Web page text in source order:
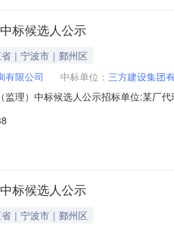
标候选人公示
｜宁波市｜鄞州区
有限公司 中标单位： 三方建设集团
监理）中标候选人公示招标单位:某厂
务期限:同施工工期保持一致第二中标
标候选人公示
｜宁波市｜鄞州区